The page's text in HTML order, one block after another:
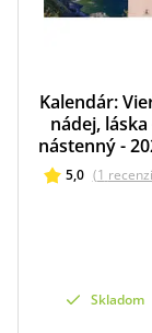
Kalendár:
nádej, láska
nástenný -
5,0 (1
Skladom